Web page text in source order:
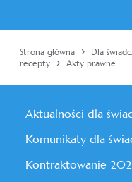
Strona główna › Dla
recepty
› Akty prawne
Aktualności dla
Komunikaty dla
Kontraktowanie